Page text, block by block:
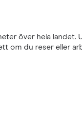
över hela landet.
om du reser eller